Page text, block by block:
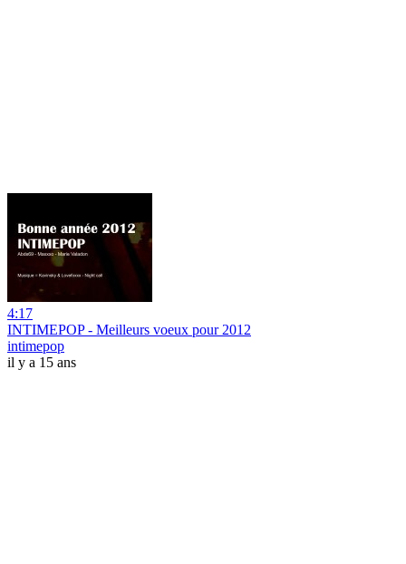
4:17
INTIMEPOP - Meilleurs voeux pour 2012
intimepop
il y a 15 ans